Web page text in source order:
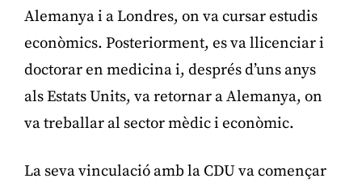
Alemanya i a Londres, on va cursar estudis
econòmics. Posteriorment, es va llicenciar i
doctorar en medicina i, després d’uns anys
als Estats Units, va retornar a Alemanya, on
va treballar al sector mèdic i econòmic.
La seva vinculació amb la CDU va començar